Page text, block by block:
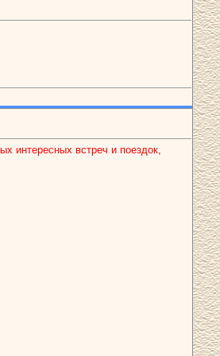
интересных встреч и поездок,